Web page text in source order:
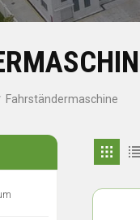
Fahrständermaschine